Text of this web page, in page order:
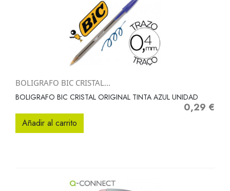
BOLIGRAFO BIC CRISTAL...
BOLIGRAFO BIC CRISTAL ORIGINAL TINTA AZUL UNIDAD
Precio
0,29 €
Añadir al carrito